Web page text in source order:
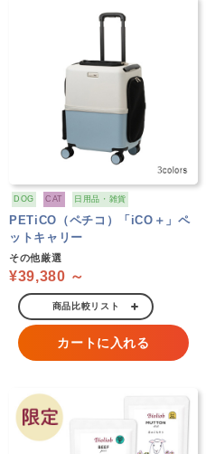
DOG CAT 日用品・雑貨
PETiCO（ペチコ）「iCO＋」ペ
ットキャリー
その他厳選
¥39,380 ～
商品比較リスト
カートに入れる